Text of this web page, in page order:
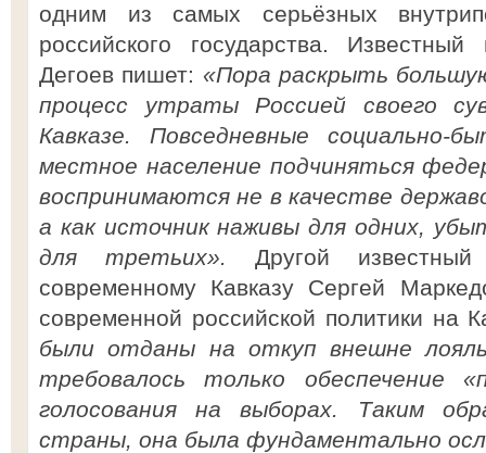
одним из самых серьёзных
российского государства.
Дегоев пишет: «Пора раскрыть
процесс утраты Россией своего
Кавказе. Повседневные социально-
местное население подчиняться
воспринимаются не в качестве
а как источник наживы для одних,
для третьих». Другой известный
современному Кавказу Сергей
современной российской политики на
были отданы на откуп внешне
требовалось только обеспечение
голосования на выборах. Таким
страны, она была фундаментально